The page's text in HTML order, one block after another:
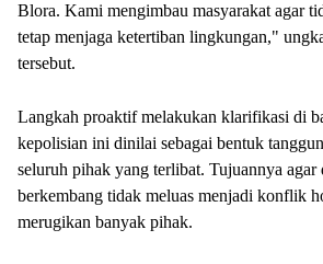
Blora. Kami mengimbau masyarakat agar
tetap menjaga ketertiban lingkungan,"
tersebut.
Langkah proaktif melakukan klarifikasi di
kepolisian ini dinilai sebagai bentuk
seluruh pihak yang terlibat. Tujuannya agar
berkembang tidak meluas menjadi konflik
merugikan banyak pihak.